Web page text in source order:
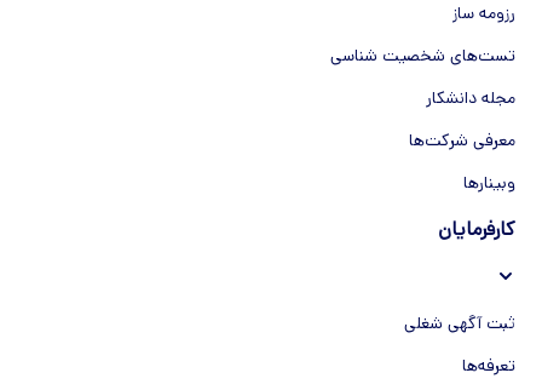
رزومه ساز
تست‌های شخصیت شناسی
مجله دانشکار
معرفی شرکت‌ها
وبینار‌‌ها
کارفرمایان
ثبت آگهی شغلی
تعرفه‌ها